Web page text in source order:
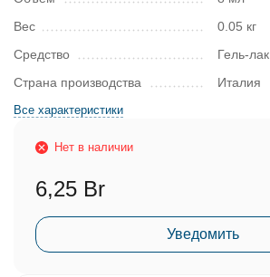
Вес
0.05 кг
Средство
Гель-лак
Страна производства
Италия
Все характеристики
Нет в наличии
6,25 Br
Уведомить